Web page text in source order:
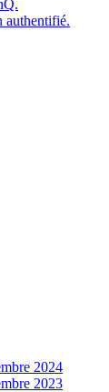
authentifié.
2024
2023